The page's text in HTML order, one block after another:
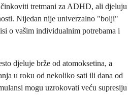
tretmani za ADHD, ali djeluju
Nijedan nije univerzalno "bolji"
o vašim individualnim potrebama i
djeluje brže od atomoksetina, a
u roku od nekoliko sati ili dana od
mogu uzrokovati veću supresiju